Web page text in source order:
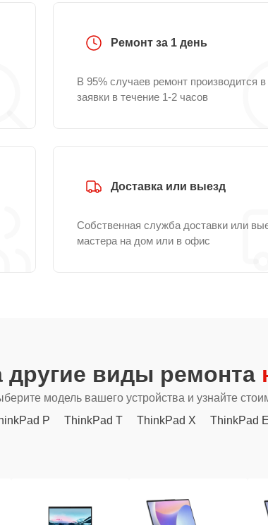
Ремонт за 1 день
В 95% случаев ремонт производится
заявки в течение 1-2 часов
Доставка или выезд
Собственная служба доставки или
мастера на дом или в офис
другие виды ремонта
модель вашего устройства и узнайте
P ThinkPad T ThinkPad X ThinkPad E